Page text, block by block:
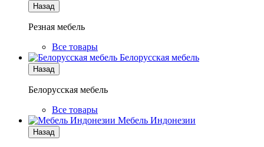
Назад
Резная мебель
Все товары
Белорусская мебель
Назад
Белорусская мебель
Все товары
Мебель Индонезии
Назад